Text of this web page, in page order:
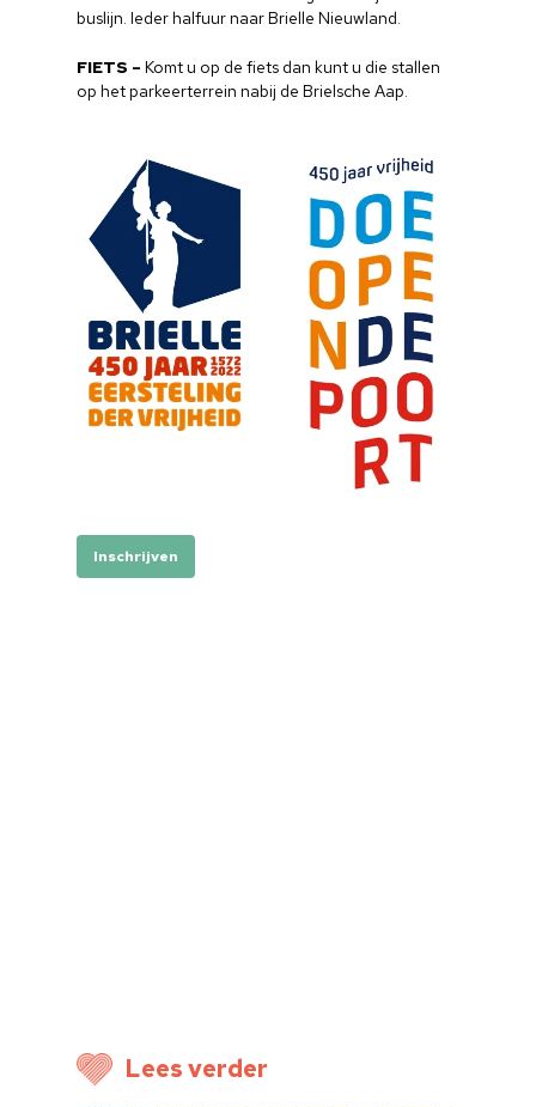
buslijn. Ieder halfuur naar Brielle Nieuwland.
FIETS –Komt u op de fiets dan kunt u die stallen
op het parkeerterrein nabij de Brielsche Aap.
Inschrijven
Lees verder
Home
Cultuuragenda
Voor
Cultuur op school
Over ons
Nieuwsbrief